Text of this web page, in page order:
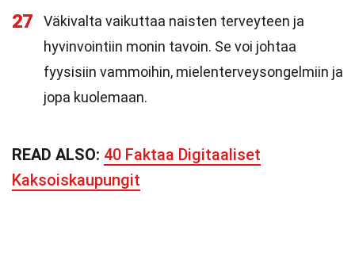
27
Väkivalta vaikuttaa naisten terveyteen ja
hyvinvointiin monin tavoin. Se voi johtaa
fyysisiin vammoihin, mielenterveysongelmiin ja
jopa kuolemaan.
READ ALSO: 40 Faktaa Digitaaliset
Kaksoiskaupungit